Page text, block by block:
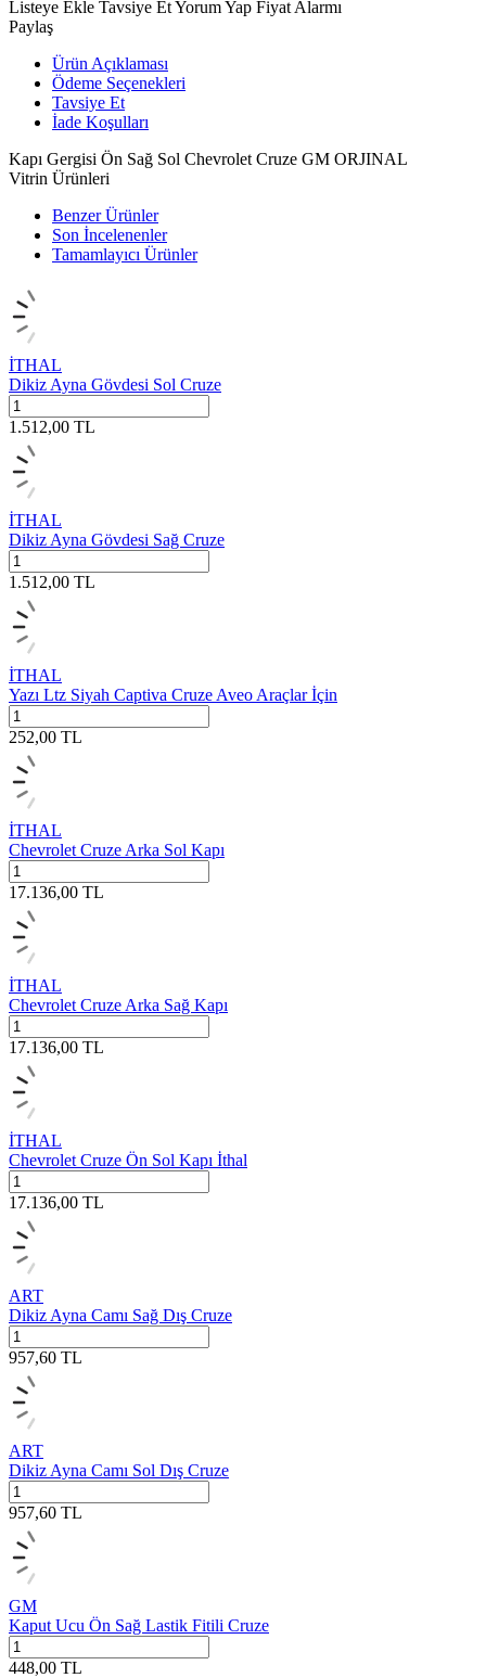
Listeye Ekle Tavsiye EtYorum Yap Fiyat Alarmı
Paylaş
Ürün Açıklaması
Ödeme Seçenekleri
Tavsiye Et
İade Koşulları
Kapı Gergisi Ön Sağ Sol Chevrolet Cruze GM ORJINAL
Vitrin Ürünleri
Benzer Ürünler
Son İncelenenler
Tamamlayıcı Ürünler
İTHAL
Dikiz Ayna Gövdesi Sol Cruze
1.512,00 TL
İTHAL
Dikiz Ayna Gövdesi Sağ Cruze
1.512,00 TL
İTHAL
Yazı Ltz Siyah Captiva Cruze Aveo Araçlar İçin
252,00 TL
İTHAL
Chevrolet Cruze Arka Sol Kapı
17.136,00 TL
İTHAL
Chevrolet Cruze Arka Sağ Kapı
17.136,00 TL
İTHAL
Chevrolet Cruze Ön Sol Kapı İthal
17.136,00 TL
ART
Dikiz Ayna Camı Sağ Dış Cruze
957,60 TL
ART
Dikiz Ayna Camı Sol Dış Cruze
957,60 TL
GM
Kaput Ucu Ön Sağ Lastik Fitili Cruze
448,00 TL